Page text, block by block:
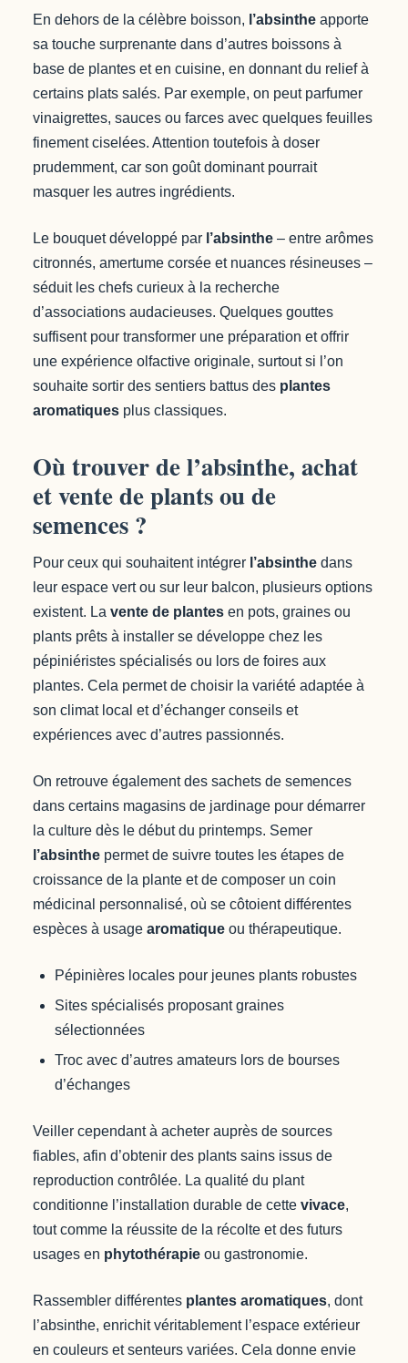
En dehors de la célèbre boisson, l’absinthe apporte
sa touche surprenante dans d’autres boissons à
base de plantes et en cuisine, en donnant du relief à
certains plats salés. Par exemple, on peut parfumer
vinaigrettes, sauces ou farces avec quelques feuilles
finement ciselées. Attention toutefois à doser
prudemment, car son goût dominant pourrait
masquer les autres ingrédients.
Le bouquet développé par l’absinthe – entre arômes
citronnés, amertume corsée et nuances résineuses –
séduit les chefs curieux à la recherche
d’associations audacieuses. Quelques gouttes
suffisent pour transformer une préparation et offrir
une expérience olfactive originale, surtout si l’on
souhaite sortir des sentiers battus des plantes
aromatiques plus classiques.
Où trouver de l’absinthe, achat
et vente de plants ou de
semences ?
Pour ceux qui souhaitent intégrer l’absinthe dans
leur espace vert ou sur leur balcon, plusieurs options
existent. La vente de plantes en pots, graines ou
plants prêts à installer se développe chez les
pépiniéristes spécialisés ou lors de foires aux
plantes. Cela permet de choisir la variété adaptée à
son climat local et d’échanger conseils et
expériences avec d’autres passionnés.
On retrouve également des sachets de semences
dans certains magasins de jardinage pour démarrer
la culture dès le début du printemps. Semer
l’absinthe permet de suivre toutes les étapes de
croissance de la plante et de composer un coin
médicinal personnalisé, où se côtoient différentes
espèces à usage aromatique ou thérapeutique.
Pépinières locales pour jeunes plants robustes
Sites spécialisés proposant graines
sélectionnées
Troc avec d’autres amateurs lors de bourses
d’échanges
Veiller cependant à acheter auprès de sources
fiables, afin d’obtenir des plants sains issus de
reproduction contrôlée. La qualité du plant
conditionne l’installation durable de cette vivace,
tout comme la réussite de la récolte et des futurs
usages en phytothérapie ou gastronomie.
Rassembler différentes plantes aromatiques, dont
l’absinthe, enrichit véritablement l’espace extérieur
en couleurs et senteurs variées. Cela donne envie